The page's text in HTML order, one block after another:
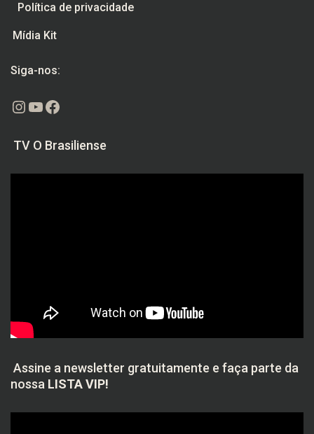
Política de privacidade
Mídia Kit
Siga-nos:
Instagram
Youtube
Facebook
TV O Brasiliense
Assine a newsletter gratuitamente e faça parte da
nossa LISTA VIP!